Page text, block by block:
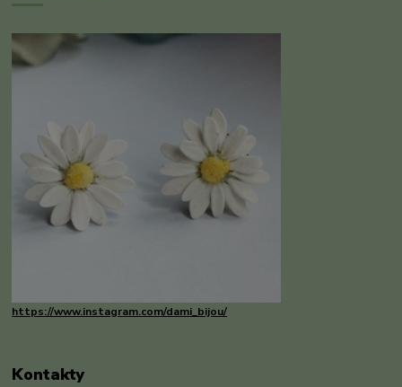
https://www.instagram.com/dami_bijou/
Kontakty